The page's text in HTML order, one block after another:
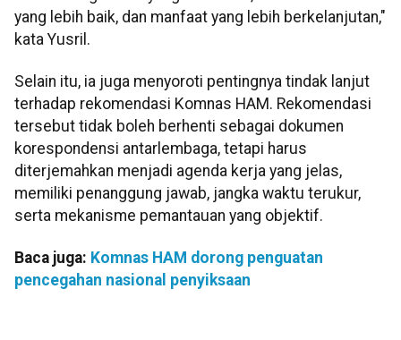
yang lebih baik, dan manfaat yang lebih berkelanjutan,"
kata Yusril.
Selain itu, ia juga menyoroti pentingnya tindak lanjut
terhadap rekomendasi Komnas HAM. Rekomendasi
tersebut tidak boleh berhenti sebagai dokumen
korespondensi antarlembaga, tetapi harus
diterjemahkan menjadi agenda kerja yang jelas,
memiliki penanggung jawab, jangka waktu terukur,
serta mekanisme pemantauan yang objektif.
Baca juga: Komnas HAM dorong penguatan
pencegahan nasional penyiksaan